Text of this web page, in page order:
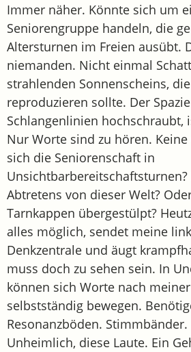
Immer näher. Könnte sich um
Seniorengruppe handeln, die
Altersturnen im Freien ausübt.
niemanden. Nicht einmal
strahlenden Sonnenscheins,
reproduzieren sollte. Der
Schlangenlinien hochschraubt,
Nur Worte sind zu hören.
sich die Seniorenschaft in
Unsichtbarbereitschaftsturnen?
Abtretens von dieser Welt?
Tarnkappen übergestülpt?
alles möglich, sendet meine
Denkzentrale und äugt
muss doch zu sehen sein. In
können sich Worte nach
selbstständig bewegen.
Resonanzböden. Stimmbänder.
Unheimlich, diese Laute. Ein